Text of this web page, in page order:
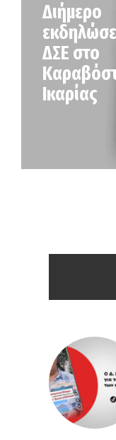
Διήμερο
ΔΣΕ στο
Ικαρίας